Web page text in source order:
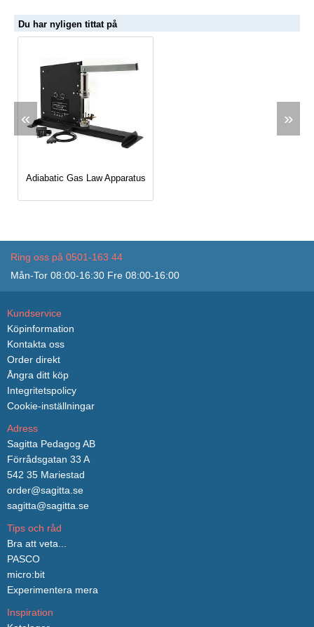
Du har nyligen tittat på
«
Adiabatic Gas Law Apparatus
»
Ring oss på 0501-163 44
Mån-Tor 08:00-16:30 Fre 08:00-16:00
Kundservice
Köpinformation
Kontakta oss
Order direkt
Ångra ditt köp
Integritetspolicy
Cookie-inställningar
Adress
Sagitta Pedagog AB
Förrådsgatan 33 A
542 35 Mariestad
order@sagitta.se
sagitta@sagitta.se
Tips och råd
Bra att veta...
PASCO
micro:bit
Experimentera mera
Inspiration